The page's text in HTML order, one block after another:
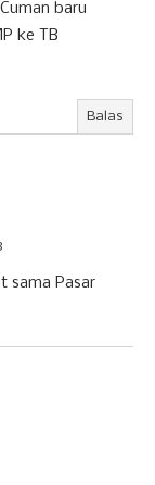
baru
ke TB
Balas
sama Pasar